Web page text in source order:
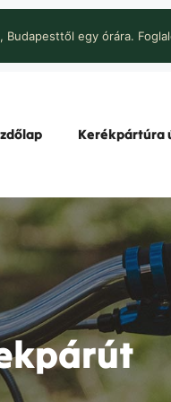
egy órára.
Kerékpártúra